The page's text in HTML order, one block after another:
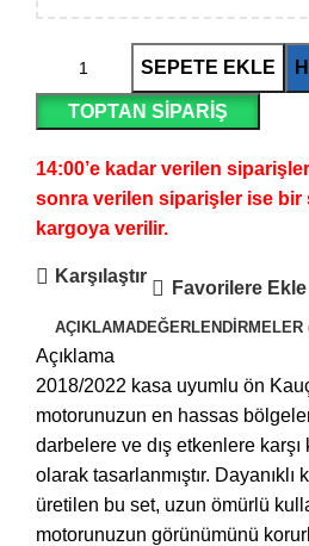
SEPETE EKLE
TOPTAN SIPARIŞ
14:00’e kadar verilen
sonra verilen siparişler ise bir
kargoya verilir.
Karşılaştır
Favorilere Ekle
AÇIKLAMADEĞERLENDIRMELER
Açıklama
2018/2022 kasa uyumlu ön
motorunuzun en hassas
darbelere ve dış etkenlere karşı
olarak tasarlanmıştır.
üretilen bu set, uzun ömürlü
motorunuzun görünümünü